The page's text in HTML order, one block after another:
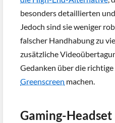
besonders detaillierten
Jedoch sind sie weniger
falscher Handhabung zu
zusätzliche
Gedanken über die
Greenscreen machen.
Gaming-Headset